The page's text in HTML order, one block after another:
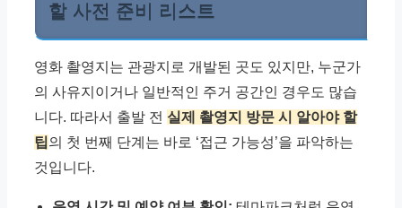
할 사전 준비 리스트
영화 촬영지는 관광지로 개발된 곳도 있지만, 누군가
의 사유지이거나 일반적인 주거 공간인 경우도 많습
니다. 따라서 출발 전 실제 촬영지 방문 시 알아야 할
팁의 첫 번째 단계는 바로 ‘접근 가능성’을 파악하는
것입니다.